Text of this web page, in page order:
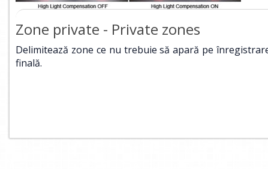
Zone private - Private zones
Delimitează zone ce nu trebuie să apară pe
finală.